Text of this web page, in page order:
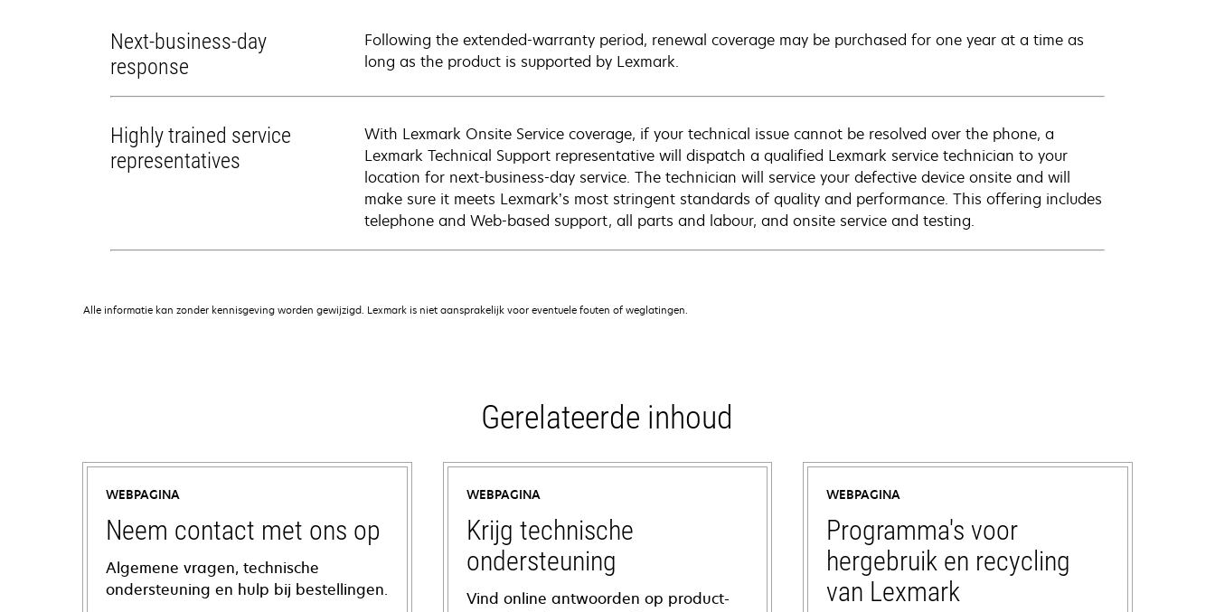
Next-business-day
response
Following the extended-warranty period, renewal coverage may be purchased for one year at a time as
long as the product is supported by Lexmark.
Highly trained service
representatives
With Lexmark Onsite Service coverage, if your technical issue cannot be resolved over the phone, a
Lexmark Technical Support representative will dispatch a qualified Lexmark service technician to your
location for next-business-day service. The technician will service your defective device onsite and will
make sure it meets Lexmark’s most stringent standards of quality and performance. This offering includes
telephone and Web-based support, all parts and labour, and onsite service and testing.
Alle informatie kan zonder kennisgeving worden gewijzigd. Lexmark is niet aansprakelijk voor eventuele fouten of weglatingen.
Gerelateerde inhoud
WEBPAGINA
Neem contact met ons op
Algemene vragen, technische
ondersteuning en hulp bij bestellingen.
WEBPAGINA
Krijg technische
ondersteuning
Vind online antwoorden op product-
WEBPAGINA
Programma's voor
hergebruik en recycling
van Lexmark